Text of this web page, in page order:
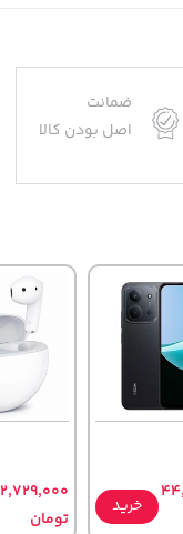
ضمانت
اصل بودن کالا
خرید
2,729,000
تومان